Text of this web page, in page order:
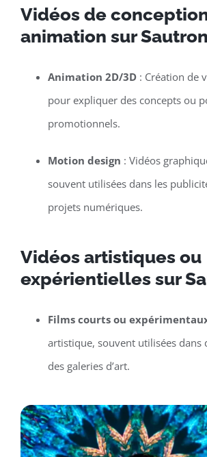
Vidéos de
animation sur Sautron
Animation 2D/3D: Création de
pour expliquer des concepts ou
promotionnels.
Motion design : Vidéos
souvent utilisées dans les
projets numériques.
Vidéos artistiques ou
expérientielles sur
Films courts ou
artistique, souvent utilisées dans
des galeries d’art.